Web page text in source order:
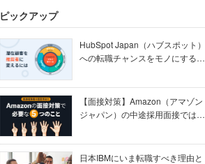
ピックアップ
HubSpot Japan（ハブスポット）
への転職チャンスをモノにする
【面接対策】Amazon（アマゾン
ジャパン）の中途採用面接では何
日本IBMにいま転職すべき理由と